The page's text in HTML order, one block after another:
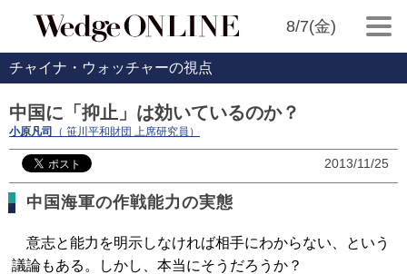
8/7(金)
チャイナ・ウォッチャーの視点
中国に「抑止」は効いているのか？
小原凡司 （ 笹川平和財団 上席研究員）
2013/11/25
中国海軍の作戦能力の実態
意志と能力を明示しなければ相手にわからない、という
議論もある。しかし、本当にそうだろうか？